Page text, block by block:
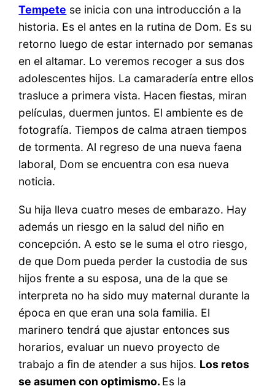
Tempete se inicia con una introducción a la
historia. Es el antes en la rutina de Dom. Es su
retorno luego de estar internado por semanas
en el altamar. Lo veremos recoger a sus dos
adolescentes hijos. La camaradería entre ellos
trasluce a primera vista. Hacen fiestas, miran
películas, duermen juntos. El ambiente es de
fotografía. Tiempos de calma atraen tiempos
de tormenta. Al regreso de una nueva faena
laboral, Dom se encuentra con esa nueva
noticia.
Su hija lleva cuatro meses de embarazo. Hay
además un riesgo en la salud del niño en
concepción. A esto se le suma el otro riesgo,
de que Dom pueda perder la custodia de sus
hijos frente a su esposa, una de la que se
interpreta no ha sido muy maternal durante la
época en que eran una sola familia. El
marinero tendrá que ajustar entonces sus
horarios, evaluar un nuevo proyecto de
trabajo a fin de atender a sus hijos. Los retos
se asumen con optimismo. Es la